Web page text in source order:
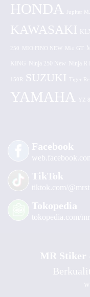
HONDA Jupiter
KAWASAKI
250 MIO FINO NEW Mio GT
KING Ninja 250 New Ninja R
150R SUZUKI Tiger
YAMAHA YZ
Facebook
TikTok
tiktok.com/
Tokopedia
tokopedia.com/
MR Stiker